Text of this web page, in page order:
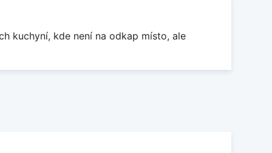
kuchyní, kde není na odkap místo, ale